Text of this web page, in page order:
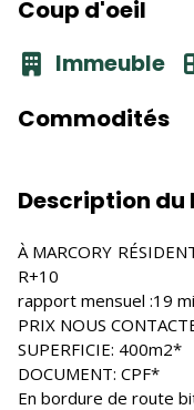
Coup d'oeil
Immeuble
Commodités
Description du
À MARCORY
R+10
rapport mensuel :19
PRIX NOUS
SUPERFICIE: 400m2*
DOCUMENT: CPF*
En bordure de route